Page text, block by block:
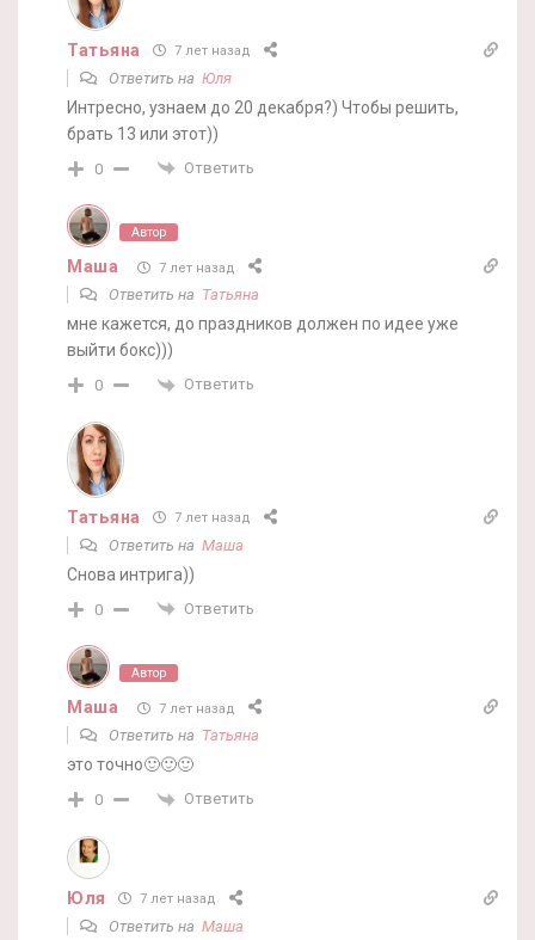
Татьяна 7 лет назад
Ответить на Юля
Интресно, узнаем до 20 декабря?) Чтобы решить,
брать 13 или этот))
0 Ответить
Автор
Маша 7 лет назад
Ответить на Татьяна
мне кажется, до праздников должен по идее уже
выйти бокс)))
0 Ответить
Татьяна 7 лет назад
Ответить на Маша
Снова интрига))
0 Ответить
Автор
Маша 7 лет назад
Ответить на Татьяна
это точно🙂🙂🙂
0 Ответить
Юля 7 лет назад
Ответить на Маша